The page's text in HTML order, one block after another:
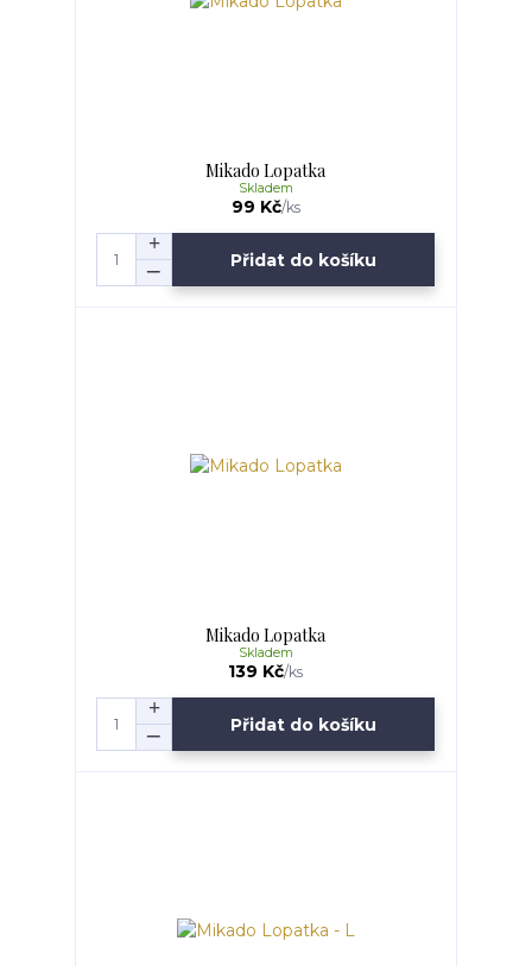
Mikado Lopatka
99 Kč/ks
Skladem
Přidat do košíku
Mikado Lopatka
139 Kč/ks
Skladem
Přidat do košíku